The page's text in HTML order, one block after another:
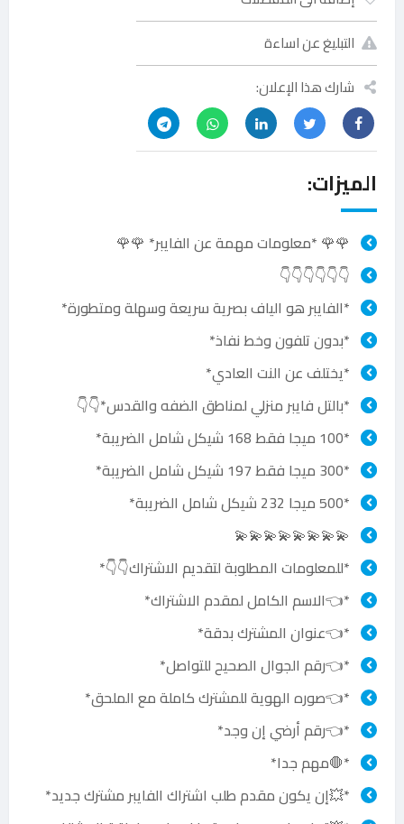
التبليغ عن اساءة
شارك هذا الإعلان:
الميزات:
🌹🌹 *معلومات مهمة عن الفايبر* 🌹🌹
👇👇👇👇👇👇
*الفايبر هو الياف بصرية سريعة وسهلة ومتطورة*
*بدون تلفون وخط نفاذ*
*يختلف عن النت العادي*
*بالتل فايبر منزلي لمناطق الضفه والقدس*👇👇
*100 ميجا فقط 168 شيكل شامل الضريبة*
*300 ميجا فقط 197 شيكل شامل الضريبة*
*500 ميجا 232 شيكل شامل الضريبة*
💫💫💫💫💫💫💫💫
*للمعلومات المطلوبة لتقديم الاشتراك👇👇*
*👈الاسم الكامل لمقدم الاشتراك*
*👈عنوان المشترك بدقة*
*👈رقم الجوال الصحيح للتواصل*
*👈صوره الهوية للمشترك كاملة مع الملحق*
*👈رقم أرضي إن وجد*
*🛑مهم جدا*
*💥إن يكون مقدم طلب اشتراك الفايبر مشترك جديد*